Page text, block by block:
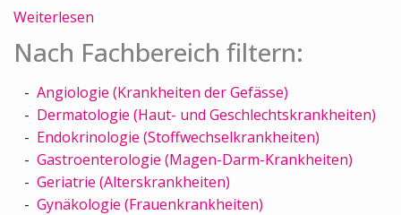
Weiterlesen
Nach Fachbereich filtern:
Angiologie (Krankheiten der Gefässe)
Dermatologie (Haut- und Geschlechtskrankheiten)
Endokrinologie (Stoffwechselkrankheiten)
Gastroenterologie (Magen-Darm-Krankheiten)
Geriatrie (Alterskrankheiten)
Gynäkologie (Frauenkrankheiten)